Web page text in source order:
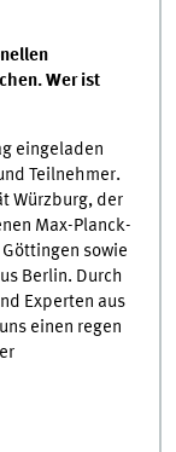
Wer ist
eingeladen
Teilnehmer.
Würzburg, der
Max-Planck-
sowie
Berlin. Durch
Experten aus
einen regen